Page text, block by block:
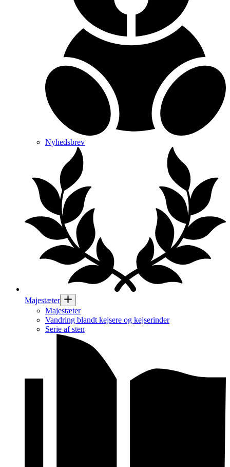
Nyhedsbrev
Majestæter
Majestæter
Vandring blandt kejsere og kejserinder
Serie af sten